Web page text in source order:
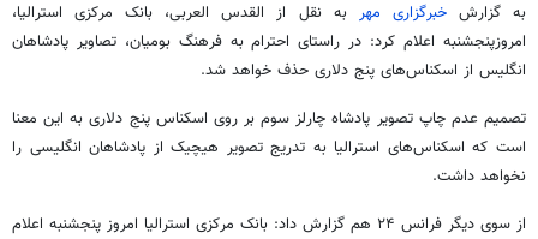
به گزارش خبرگزاری مهر به نقل از القدس العربی، بانک مرکزی استرالیا،
امروزپنجشنبه اعلام کرد: در راستای احترام به فرهنگ بومیان، تصاویر پادشاهان
انگلیس از اسکناس‌های پنج دلاری حذف خواهد شد.
تصمیم عدم چاپ تصویر پادشاه چارلز سوم بر روی اسکناس پنج دلاری به این معنا
است که اسکناس‌های استرالیا به تدریج تصویر هیچیک از پادشاهان انگلیسی را
نخواهد داشت.
از سوی دیگر فرانس ۲۴ هم گزارش داد: بانک مرکزی استرالیا امروز پنجشنبه اعلام